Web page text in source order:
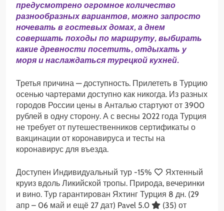
предусмотрено огромное количество
разнообразных вариантов, можно запросто
ночевать в гостевых домах, а днем
совершать походы по маршруту, выбирать
какие древности посетить, отдыхать у
моря и наслаждаться турецкой кухней.
Третья причина — доступность. Прилететь в Турцию
осенью чартерами доступно как никогда. Из разных
городов России цены в Анталью стартуют от 3900
рублей в одну сторону. А с весны 2022 года Турция
не требует от путешественников сертификаты о
вакцинации от коронавируса и тесты на
коронавирус для въезда.
Доступен Индивидуальный тур -15%
Яхтенный
круиз вдоль Ликийской тропы. Природа, вечеринки
и вино. Тур гарантирован Яхтинг Турция 8 дн. (29
апр – 06 май и ещё 27 дат) Pavel 5.0 (35) от